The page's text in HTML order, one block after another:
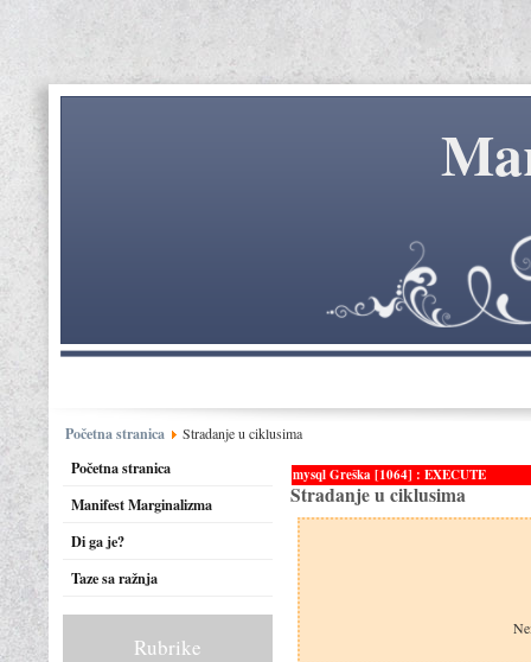
Početna stranica Stradanje u ciklusima
mysql Greška [1064] : EXECUTE
Stradanje u ciklusima
Početna stranica
Manifest Marginalizma
Di ga je?
Taze sa ražnja
Rubrike